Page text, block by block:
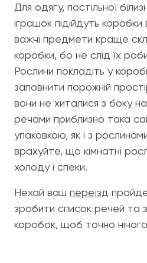
Для одягу, постільної
іграшок підійдуть коробки
важчі предмети краще
коробки, бо не слід їх
Рослини покладіть у
заповнити порожній
вони не хиталися з боку на
речами приблизно така
упаковкою, як і з
врахуйте, що кімнатні
холоду і спеки.
Нехай ваш переїзд
зробити список речей та
коробок, щоб точно